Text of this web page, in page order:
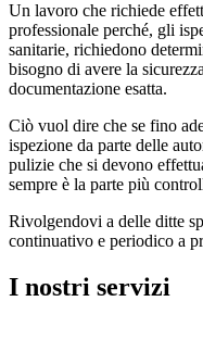
Un lavoro che richiede
professionale perché, gli
sanitarie, richiedono
bisogno di avere la
documentazione esatta.
Ciò vuol dire che se fino
ispezione da parte delle
pulizie che si devono
sempre è la parte più
Rivolgendovi a delle ditte
continuativo e periodico a
I nostri servizi